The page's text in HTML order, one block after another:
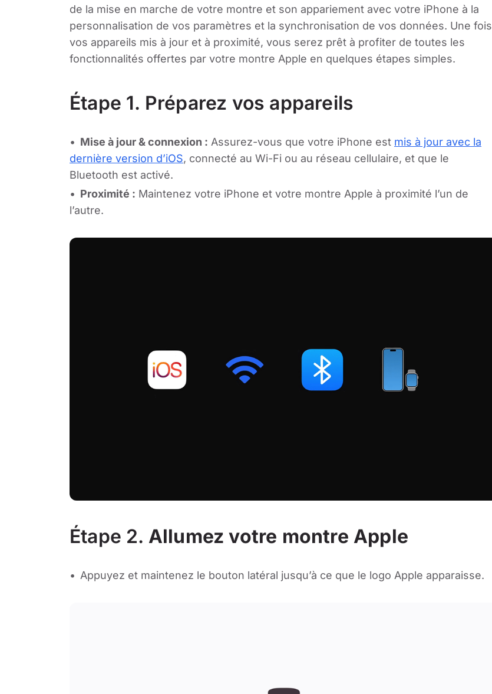
de la mise en marche de votre montre et son appariement avec votre iPhone à la
personnalisation de vos paramètres et la synchronisation de vos données. Une fois
vos appareils mis à jour et à proximité, vous serez prêt à profiter de toutes les
fonctionnalités offertes par votre montre Apple en quelques étapes simples.
Étape 1. Préparez vos appareils
Mise à jour & connexion : Assurez-vous que votre iPhone est mis à jour avec la
dernière version d’iOS, connecté au Wi-Fi ou au réseau cellulaire, et que le
Bluetooth est activé.
Proximité : Maintenez votre iPhone et votre montre Apple à proximité l’un de
l’autre.
Étape 2. Allumez votre montre Apple
Appuyez et maintenez le bouton latéral jusqu’à ce que le logo Apple apparaisse.